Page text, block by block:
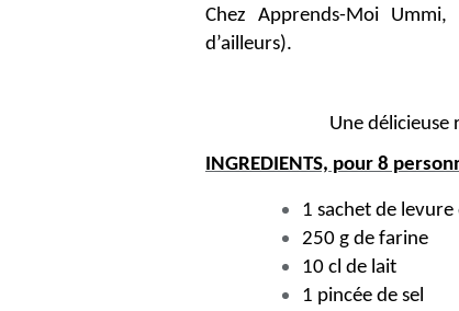
Chez Apprends-Moi
d’ailleurs).
Une délicieuse
INGREDIENTS, pour 8
1 sachet de
250 g de farine
10 cl de lait
1 pincée de sel